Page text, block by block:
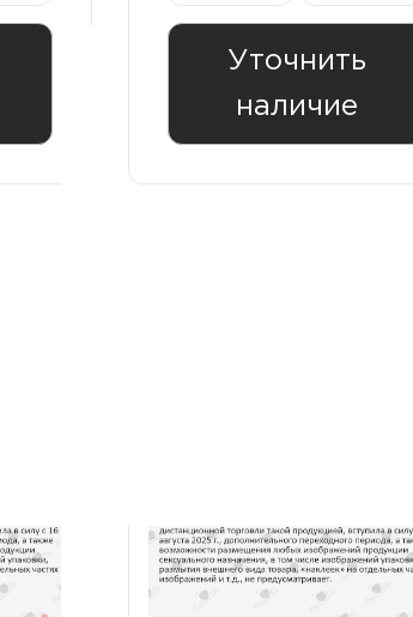
Уточнить
наличие